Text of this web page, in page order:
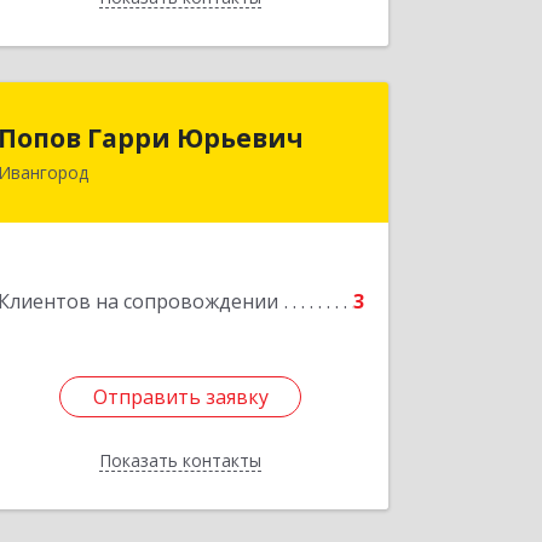
Попов Гарри Юрьевич
Ивангород
Клиентов на сопровождении 3
Отправить заявку
Показать контакты
Отправить заявку
Назад